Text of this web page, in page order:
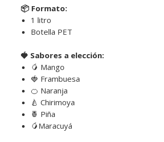
📦 Formato:
1 litro
Botella PET
🍓 Sabores a elección:
🥭 Mango
🍓 Frambuesa
🍊 Naranja
🍐 Chirimoya
🍍 Piña
🥭Maracuyá